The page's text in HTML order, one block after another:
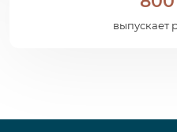
выпускает